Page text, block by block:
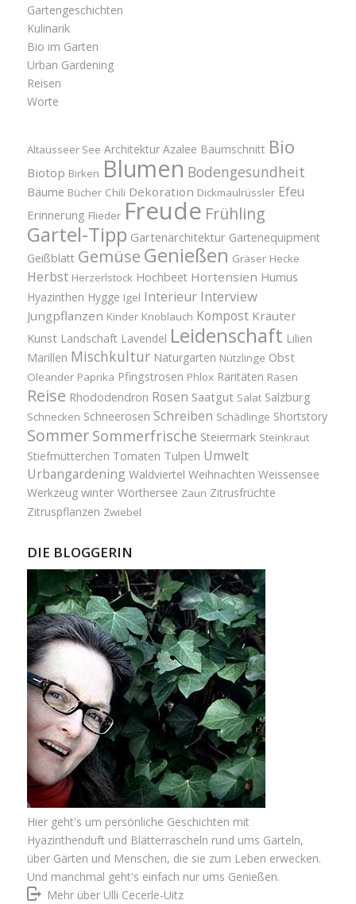
Gartengeschichten
Kulinarik
Bio im Garten
Urban Gardening
Reisen
Worte
Altausseer See Architektur Azalee Baumschnitt Bio
Biotop Birken Blumen Bodengesundheit
Bäume Bücher Chili Dekoration Dickmaulrüssler Efeu
Erinnerung Flieder Freude Frühling
Gartel-Tipp Gartenarchitektur Gartenequipment
Geißblatt Gemüse Genießen Gräser Hecke
Herbst Herzerlstock Hochbeet Hortensien Humus
Hyazinthen Hygge Igel Interieur Interview
Jungpflanzen Kinder Knoblauch Kompost Kräuter
Kunst Landschaft Lavendel Leidenschaft Lilien
Marillen Mischkultur Naturgarten Nützlinge Obst
Oleander Paprika Pfingstrosen Phlox Raritäten Rasen
Reise Rhododendron Rosen Saatgut Salat Salzburg
Schnecken Schneerosen Schreiben Schädlinge Shortstory
Sommer Sommerfrische Steiermark Steinkraut
Stiefmütterchen Tomaten Tulpen Umwelt
Urbangardening Waldviertel Weihnachten Weissensee
Werkzeug winter Wörthersee Zaun Zitrusfrüchte
Zitruspflanzen Zwiebel
DIE BLOGGERIN
Hier geht's um persönliche Geschichten mit
Hyazinthenduft und Blätterrascheln rund ums Garteln,
über Gärten und Menschen, die sie zum Leben erwecken.
Und manchmal geht's einfach nur ums Genießen.
Mehr über Ulli Cecerle-Uitz